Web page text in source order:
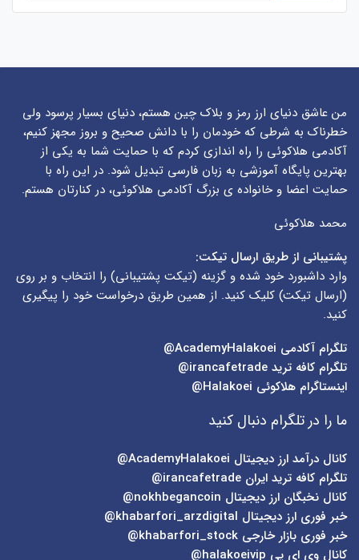
من عاشق دنیای ارز رمز و بلاک چین هستم، دنیای بسیار پرسود ولی
خطرناک به شرطی که خودمان را با دانش صحیح و بروز مجهز کنیم،
آکادمی هلاکوئی را راه اندازی کردم که با حمایت شما به یکی از
بهترین پایگاه آموزشی به زبان فارسی تبدیل شود. در این راه با
حمایت اعضا و خانواده ی بزرگ آکادمی هلاکوئی، در کنارتان هستم.
محمد هلاکوئی
پشتیبانی از طریق ارسال تیکت:
وارد داشبورد خود شده و گزینه (تیکت پشتیبانی) را انتخاب و بر روی
(ارسال تیکت) کلیک کنید. از همین طریق درخواست خود را پیگیری
کنید.
تلگرام آکادمی
تلگرام کافه ترید irancafetrade@
اینستاگرام هلاکوئی Halakoei@
ما را در تلگرام دنبال کنید
کانال درآمد ارز دیجیتال AcademyHalakoei@
تلگرام کافه ترید ایران irancafetrade@
کانال نخبگان ارز دیجیتال nokhbegancoin@
خبر فوری ارز دیجیتال khabarfori_arzdigital@
خبر فوری بازار خارجی khabarfori_stock@
کانال وی ای پی halakoeivip@